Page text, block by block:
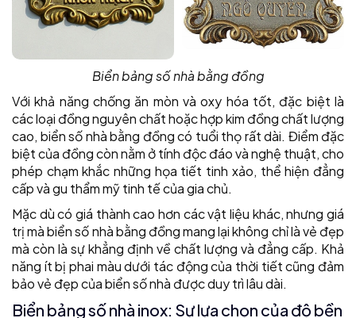
Biển bảng số nhà bằng đồng
Với khả năng chống ăn mòn và oxy hóa tốt, đặc biệt là
các loại đồng nguyên chất hoặc hợp kim đồng chất lượng
cao, biển số nhà bằng đồng có tuổi thọ rất dài. Điểm đặc
biệt của đồng còn nằm ở tính độc đáo và nghệ thuật, cho
phép chạm khắc những họa tiết tinh xảo, thể hiện đẳng
cấp và gu thẩm mỹ tinh tế của gia chủ.
Mặc dù có giá thành cao hơn các vật liệu khác, nhưng giá
trị mà biển số nhà bằng đồng mang lại không chỉ là vẻ đẹp
mà còn là sự khẳng định về chất lượng và đẳng cấp. Khả
năng ít bị phai màu dưới tác động của thời tiết cũng đảm
bảo vẻ đẹp của biển số nhà được duy trì lâu dài.
Biển bảng số nhà inox: Sự lựa chọn của độ bền